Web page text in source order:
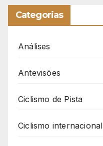
Categorias
Análises
Antevisões
Ciclismo de Pista
Ciclismo internacional